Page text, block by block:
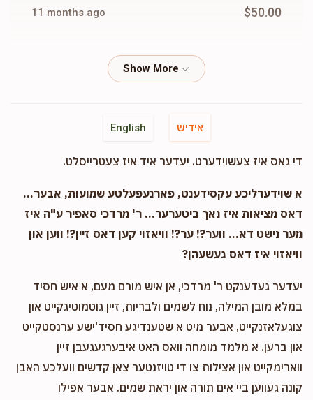
11 months ago $50.00
Shrage Yitzchok Gandel
Fishel RubinsteinShrage Yitzchok Gandel
Mordechai SilbersteinShrage Yitzchok Gandel
11 months ago $100.00
Shrage Yitzchok Gandel
English אידיש
די גאס איז צעשוידערט. יעדער איד איז צעטרייסלט.
א שוידערליכע עקסידענט, פארנעפעלטע שמועות, אבער...
דאס מציאות איז נאך ביטערער... ר' מרדכי סאפיר ע"ה איז
מער נישט דא... ווער?! ער?! וויאזוי קען דאס זיין?! ווען און
וויאזוי איז דאס געשעהן?
יעדער געדענקט ר' מרדכי, אן איש מורם מעם, א איש חסיד
במלא מובן המילה, נוח לשמים ולבריות, זיין גוטמוטיגקייט און
צוגעלאזנקייט, אבער מיט א שטענדיגע חסיד'ישע ערנסטקייט
און ברען. א מלמד מומחה וואס האט איבערגעגעבן זיין
ווארימקייט און אצילות צו די טויזנטער צאן קדשים וועלכע האבן
קונה געווען ביי אים תורה און יראת שמים. אבער אפילו